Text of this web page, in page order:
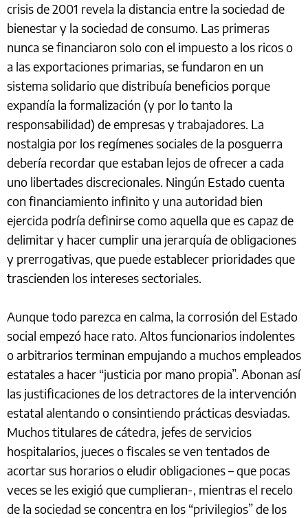
crisis de 2001 revela la distancia entre la sociedad de
bienestar y la sociedad de consumo. Las primeras
nunca se financiaron solo con el impuesto a los ricos o
a las exportaciones primarias, se fundaron en un
sistema solidario que distribuía beneficios porque
expandía la formalización (y por lo tanto la
responsabilidad) de empresas y trabajadores. La
nostalgia por los regímenes sociales de la posguerra
debería recordar que estaban lejos de ofrecer a cada
uno libertades discrecionales. Ningún Estado cuenta
con financiamiento infinito y una autoridad bien
ejercida podría definirse como aquella que es capaz de
delimitar y hacer cumplir una jerarquía de obligaciones
y prerrogativas, que puede establecer prioridades que
trascienden los intereses sectoriales.
Aunque todo parezca en calma, la corrosión del Estado
social empezó hace rato. Altos funcionarios indolentes
o arbitrarios terminan empujando a muchos empleados
estatales a hacer “justicia por mano propia”. Abonan así
las justificaciones de los detractores de la intervención
estatal alentando o consintiendo prácticas desviadas.
Muchos titulares de cátedra, jefes de servicios
hospitalarios, jueces o fiscales se ven tentados de
acortar sus horarios o eludir obligaciones – que pocas
veces se les exigió que cumplieran-, mientras el recelo
de la sociedad se concentra en los “privilegios” de los